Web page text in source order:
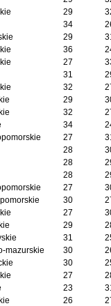
29
34
29
36
27
31
32
29
32
34
27
28
28
28
27
30
27
29
31
mazurskie 30
30
27
23
26